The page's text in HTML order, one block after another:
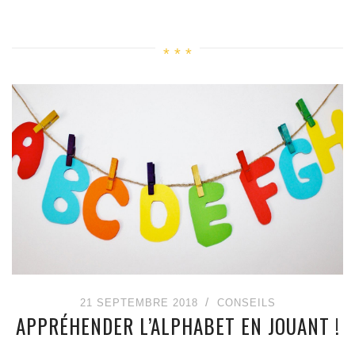
21 SEPTEMBRE 2018 CONSEILS
APPRÉHENDER L’ALPHABET EN JOUANT !